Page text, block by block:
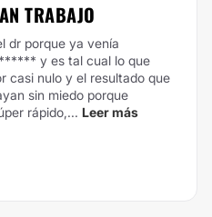
TRABAJO
dr porque ya venía
y es tal cual lo que
casi nulo y el resultado que
sin miedo porque
rápido,... Leer más